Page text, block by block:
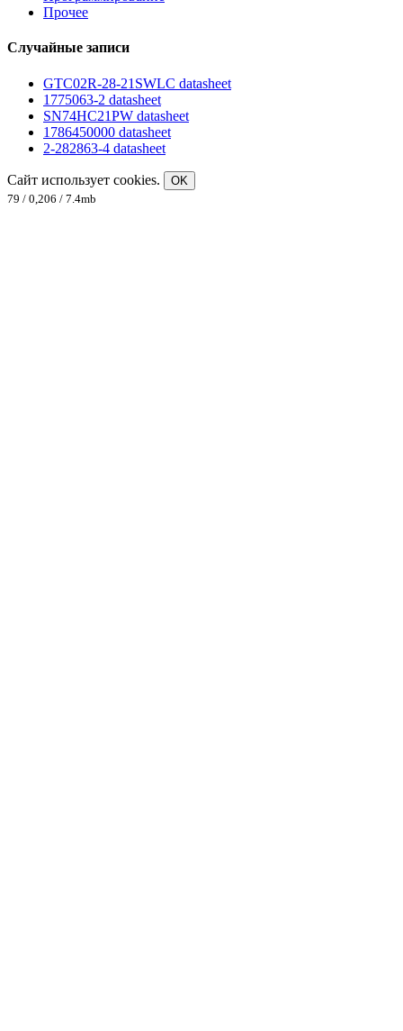
Прочее
Случайные записи
GTC02R-28-21SWLC datasheet
1775063-2 datasheet
SN74HC21PW datasheet
1786450000 datasheet
2-282863-4 datasheet
Сайт использует cookies.
OK
79 / 0,206 / 7.4mb